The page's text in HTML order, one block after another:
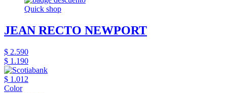
Quick shop
JEAN RECTO NEWPORT
$ 2.590
$ 1.190
$ 1.012
Color